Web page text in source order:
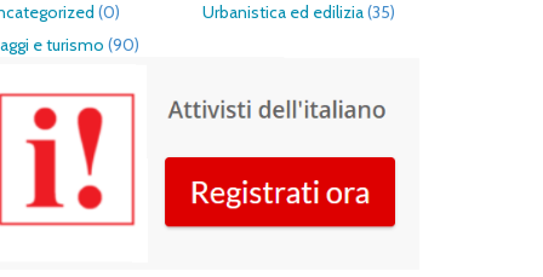
(0) Urbanistica ed edilizia(35)
e turismo (90)